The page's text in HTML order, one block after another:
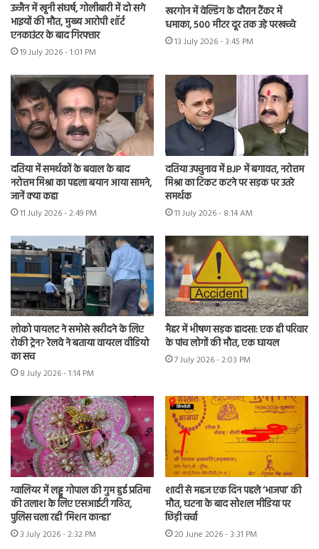
उज्जैन में खूनी संघर्ष, गोलीबारी में दो सगे
भाइयों की मौत, मुख्य आरोपी शॉर्ट
एनकाउंटर के बाद गिरफ्तार
19 July 2026 - 1:01 PM
खरगोन में वेल्डिंग के दौरान टैंकर में
धमाका, 500 मीटर दूर तक उड़े परखच्चे
13 July 2026 - 3:45 PM
दतिया में समर्थकों के बवाल के बाद
नरोत्तम मिश्रा का पहला बयान आया सामने,
जानें क्या कहा
11 July 2026 - 2:49 PM
दतिया उपचुनाव में BJP में बगावत, नरोत्तम
मिश्रा का टिकट कटने पर सड़क पर उतरे
समर्थक
11 July 2026 - 8:14 AM
लोको पायलट ने समोसे खरीदने के लिए
रोकी ट्रेन? रेलवे ने बताया वायरल वीडियो
का सच
8 July 2026 - 1:14 PM
मैहर में भीषण सड़क हादसा: एक ही परिवार
के पांच लोगों की मौत, एक घायल
7 July 2026 - 2:03 PM
ग्वालियर में लड्डू गोपाल की गुम हुई प्रतिमा
की तलाश के लिए एसआईटी गठित,
पुलिस चला रही ‘मिशन कान्हा’
3 July 2026 - 2:32 PM
शादी से महज एक दिन पहले ‘भाजपा’ की
मौत, घटना के बाद सोशल मीडिया पर
छिड़ी चर्चा
20 June 2026 - 3:31 PM